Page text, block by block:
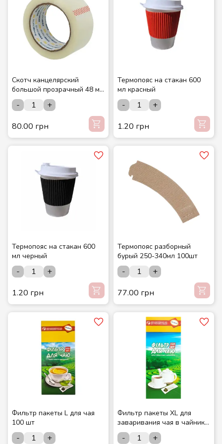
Скотч канцелярский
большой прозрачный 48 мм
200 м
-
+
80.00 грн
Термопояс на стакан 600
мл красный
-
+
1.20 грн
Термопояс на стакан 600
мл черный
-
+
1.20 грн
Термопояс разборный
бурый 250-340мл 100шт
-
+
77.00 грн
Фильтр пакеты L для чая
100 шт
-
+
Фильтр пакеты XL для
заваривания чая в чайнике
100 шт.
-
+